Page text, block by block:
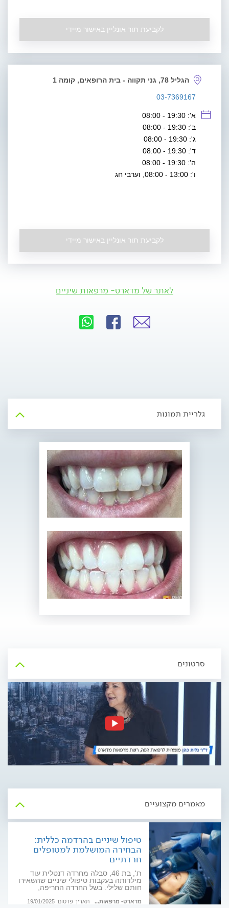
לקביעת תור אונליין באישור מיידי
הגליל 78, גני תקווה - בית הרופאים, קומה 1
03-7369167
א': 19:30 - 08:00
ב': 19:30 - 08:00
ג': 19:30 - 08:00
ד': 19:30 - 08:00
ה': 19:30 - 08:00
ו': 13:00 - 08:00, וערבי חג
לקביעת תור אונליין באישור מיידי
לאתר של מדארט- מרפאות שיניים
גלריית תמונות
סרטונים
מאמרים מקצועיים
טיפול שיניים בהרדמה כללית:
הבחירה המושלמת למטופלים
חרדתיים
ת', בת 46, סבלה מחרדה דנטלית עוד
מילדותה בעקבות טיפולי שיניים שהשאירו
חותם שלילי. בשל החרדה החריפה,
יצאה מרוצה עד הגג. על היתרונות
מדארט- מרפאות... תאריך פרסום: 19/01/2025